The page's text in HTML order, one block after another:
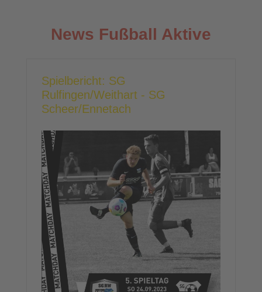
News Fußball Aktive
Spielbericht: SG
Rulfingen/Weithart - SG
Scheer/Ennetach